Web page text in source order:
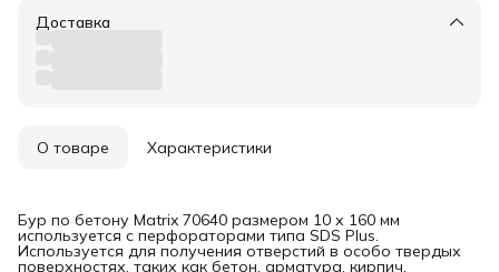
Доставка
О товаре Характеристики
Бур по бетону Matrix 70640 размером 10 х 160 мм
используется с перфораторами типа SDS Plus.
Используется для получения отверстий в особо твердых
поверхностях, таких как бетон, арматура, кирпич,